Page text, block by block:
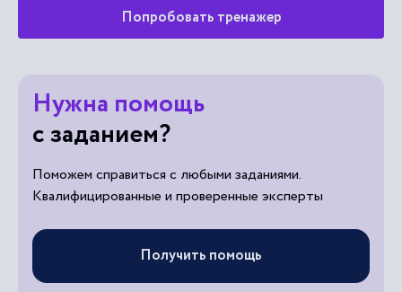
Попробовать тренажер
Нужна помощь
с заданием?
Поможем справиться с любыми заданиями.
Квалифицированные и проверенные эксперты
Получить помощь